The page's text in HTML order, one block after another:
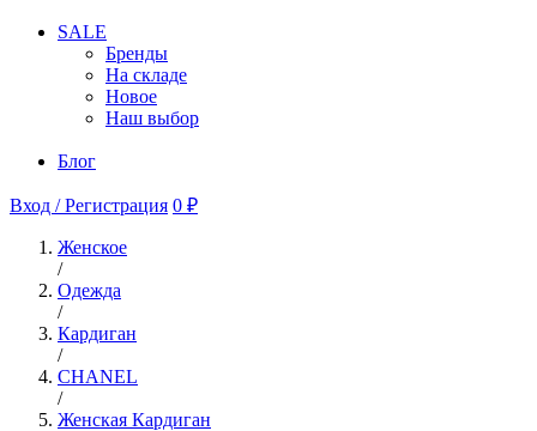
SALE
Бренды
На складе
Новое
Наш выбор
Блог
Вход / Регистрация 0 ₽
Женское
/
Одежда
/
Кардиган
/
CHANEL
/
Женская Кардиган